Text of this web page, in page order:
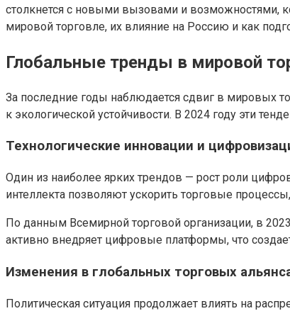
столкнется с новыми вызовами и возможностями,
мировой торговле, их влияние на Россию и как
Глобальные тренды в мировой
За последние годы наблюдается сдвиг в мировых
к экологической устойчивости. В 2024 году эти
Технологические инновации и
Один из наиболее ярких трендов — рост роли
интеллекта позволяют ускорить торговые
По данным Всемирной торговой организации, в
активно внедряет цифровые платформы, что
Изменения в глобальных торговых
Политическая ситуация продолжает влиять на